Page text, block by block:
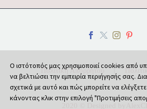
Πολιτική Απορρήτου
Ο ιστότοπός μας χρησιμοποιεί cookies από
να βελτιώσει την εμπειρία περιήγησής σας.
σχετικά με αυτό και πώς μπορείτε να
κάνοντας κλικ στην επιλογή "Προτιμήσεις